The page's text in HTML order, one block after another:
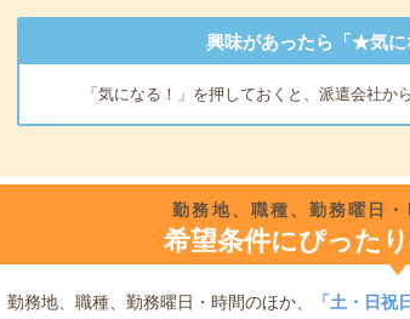
興味があったら「★気に
「気になる！」を押しておくと、派遣会社から
勤務地、職種、勤務曜日
希望条件にぴった
勤務地、職種、勤務曜日・時間のほか、 「土・日祝